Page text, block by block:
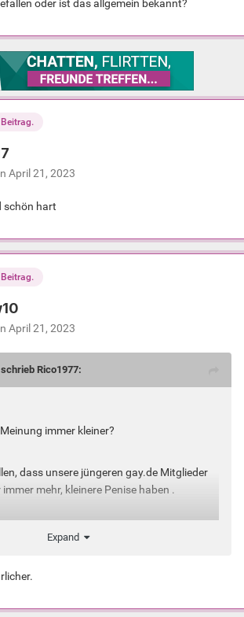
oder ist das allgemein bekannt?
April 21, 2023
schön hart
April 21, 2023
Rico1977:
immer kleiner?
dass unsere jüngeren gay.de Mitglieder
mehr, kleinere Penise haben .
oder ist das allgemein bekannt?
Expand